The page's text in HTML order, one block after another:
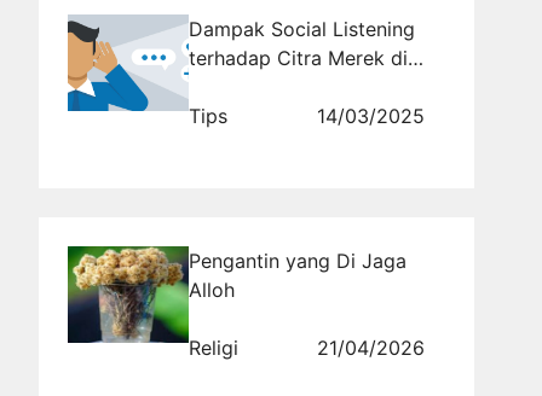
Dampak Social Listening
terhadap Citra Merek di
Tips
14/03/2025
Pengantin yang Di Jaga
Alloh
Religi 21/04/2026